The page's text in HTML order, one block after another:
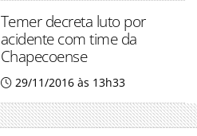
Temer decreta luto por
acidente com time da
Chapecoense
29/11/2016 às 13h33